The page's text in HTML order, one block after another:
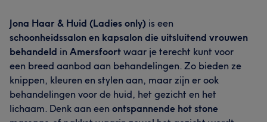
Jona Haar & Huid (Ladies only) is een
schoonheidssalon en kapsalon die uitsluitend vrouwen
behandeld in Amersfoort waar je terecht kunt voor
een breed aanbod aan behandelingen. Zo bieden ze
knippen, kleuren en stylen aan, maar zijn er ook
behandelingen voor de huid, het gezicht en het
lichaam. Denk aan een ontspannende hot stone